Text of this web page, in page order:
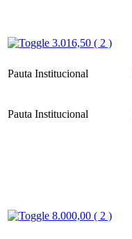
3.016,50 ( 2 )
Pauta Institucional
Pauta Institucional
8.000,00 ( 2 )